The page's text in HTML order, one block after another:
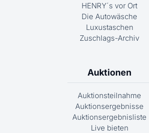
HENRY´s vor Ort
Die Autowäsche
Luxustaschen
Zuschlags-Archiv
Auktionen
Auktionsteilnahme
Auktionsergebnisse
Auktionsergebnisliste
Live bieten